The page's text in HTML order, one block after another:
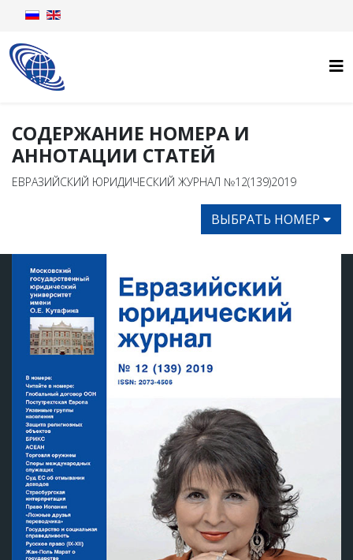
СОДЕРЖАНИЕ НОМЕРА И
АННОТАЦИИ СТАТЕЙ
ЕВРАЗИЙСКИЙ ЮРИДИЧЕСКИЙ ЖУРНАЛ №12(139)2019
ВЫБРАТЬ НОМЕР